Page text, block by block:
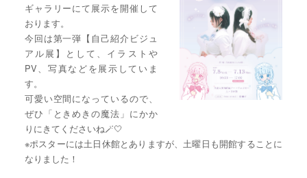
ギャラリーにて展示を開催して
おります。
今回は第一弾【自己紹介ビジュ
アル展】として、イラストや
PV、写真などを展示していま
す。
可愛い空間になっているので、
ぜひ「ときめきの魔法」にかか
りにきてくださいね🪄🤍
※ポスターには土日休館とありますが、土曜日も開館することに
なりました！